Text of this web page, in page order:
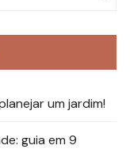
um jardim!
guia em 9